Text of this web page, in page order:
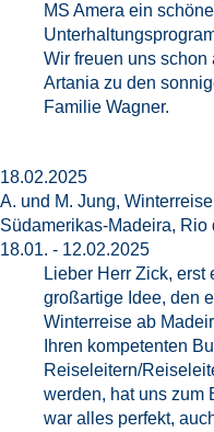
MS Amera ein
Wir freuen uns
Artania zu den
Familie Wagner.
18.02.2025
A. und M. Jung,
Südamerikas-Madeira,
18.01. - 12.02.2025
Lieber Herr Zick,
großartige Idee, den
Winterreise ab
Ihren kompetenten
Reiseleitern/
werden, hat uns zum
war alles perfekt,